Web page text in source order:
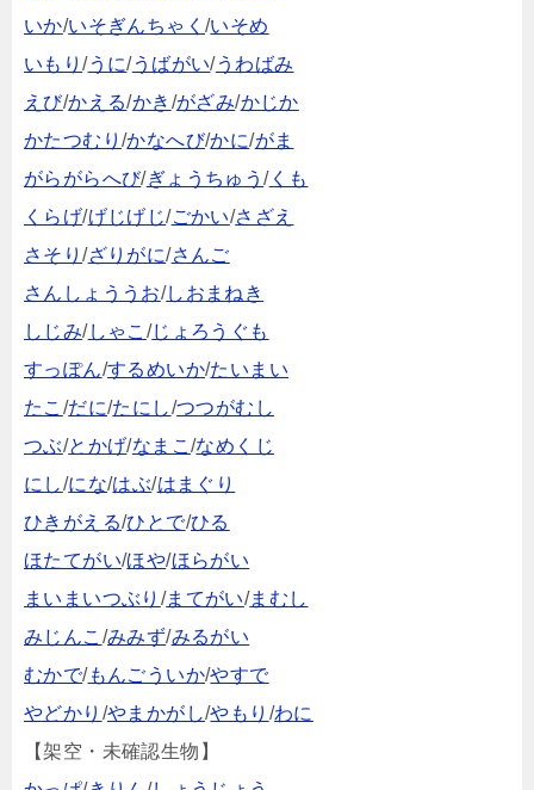
いか/いそぎんちゃく/いそめ
いもり/うに/うばがい/うわばみ
えび/かえる/かき /がざみ/かじか
かたつむり /かなへび/かに/がま
がらがらへび/ぎょうちゅう/くも
くらげ/げじげじ/ごかい/さざえ
さそり/ざりがに/さんご
さんしょううお/しおまねき
しじみ/しゃこ /じょろうぐも
すっぽん/するめいか/たいまい
たこ /だに/たにし/つつがむし
つぶ/とかげ/なまこ/なめくじ
にし/にな/はぶ/はまぐり
ひきがえる/ひとで/ひる
ほたてがい/ほや/ほらがい
まいまいつぶり /まてがい/まむし
みじんこ /みみず/みるがい
むかで/もんごういか/やすで
やどかり /やまかがし/やもり /わに
【架空・未確認生物】